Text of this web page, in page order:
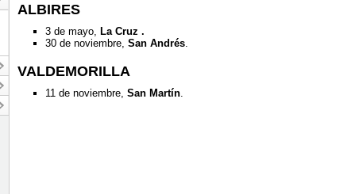
ALBIRES
3 de mayo, La Cruz .
30 de noviembre, San Andrés.
VALDEMORILLA
11 de noviembre, San Martín.